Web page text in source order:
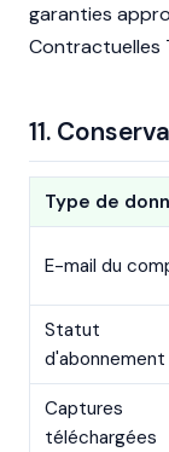
garanties
Contractuelles
11.
Type de
E-mail du
Statut
d'abonnement
Captures
téléchargées